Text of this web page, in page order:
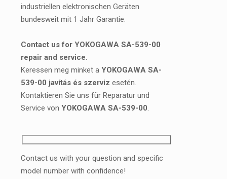
industriellen elektronischen Geräten
bundesweit mit 1 Jahr Garantie.
Contact us for YOKOGAWA SA-539-00
repair and service.
Keressen meg minket a YOKOGAWA SA-
539-00 javítás és szerviz esetén.
Kontaktieren Sie uns für Reparatur und
Service von YOKOGAWA SA-539-00.
Contact us with your question and specific
model number with confidence!